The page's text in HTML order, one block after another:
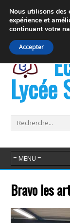
19 rue
Lycée
Bravo les
Nous utilisons des
expérience et
continuant votre
Accepter